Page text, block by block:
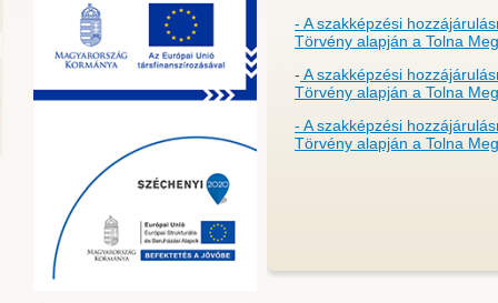
- A szakképzési
Törvény alapján a Tolna
- A szakképzési
Törvény alapján a Tolna
- A szakképzési
Törvény alapján a Tolna